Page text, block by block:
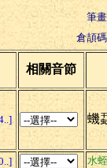
筆
倉頡
相關音節
蟣
水蛭